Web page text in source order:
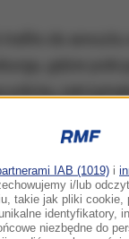
Rosji, m.in. w
Kazaniu,
i
Nawalny
IAB (1019) i
i/lub
takie jak pliki cookie,
identyfikatory,
niezbędne do